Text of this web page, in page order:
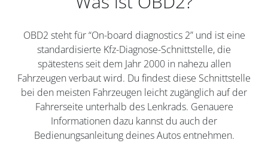
OBD2 steht für “On-board diagnostics 2” und ist eine
standardisierte Kfz-Diagnose-Schnittstelle, die
spätestens seit dem Jahr 2000 in nahezu allen
Fahrzeugen verbaut wird. Du findest diese Schnittstelle
bei den meisten Fahrzeugen leicht zugänglich auf der
Fahrerseite unterhalb des Lenkrads. Genauere
Informationen dazu kannst du auch der
Bedienungsanleitung deines Autos entnehmen.